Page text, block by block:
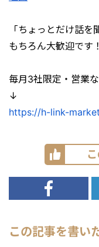
「ちょっとだけ話を
もちろん大歓迎です！
毎月3社限定・営業
↓
https://h-link-
この記事を書い